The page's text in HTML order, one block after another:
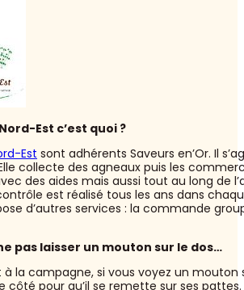
Est c’est quoi ?
Est sont adhérents Saveurs en’Or. Il
collecte des agneaux puis les
des aides mais aussi tout au long de
est réalisé tous les ans dans
d’autres services : la commande
ne pas laisser un mouton sur le dos…
à la campagne, si vous voyez un
côté pour qu’il se remette sur ses pattes.